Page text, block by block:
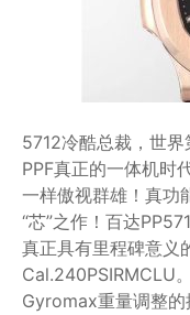
5712冷酷总裁，世
PPF真正的一体机时
一样傲视群雄！真功
“芯”之作！百达
真正具有里程碑意义
Cal.240PSIRMCLU
Gyromax重量调整